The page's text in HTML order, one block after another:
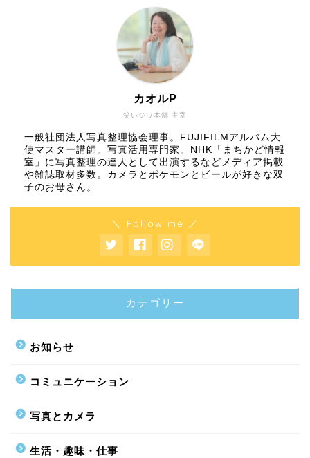
笑いジワ本舗 主宰
カオルP
一般社団法人写真整理協会理事。FUJIFILMアルバム大
使マスター講師。写真活用専門家。NHK「まちかど情報
室」に写真整理の達人として出演するなどメディア掲載
や雑誌取材多数。カメラとポケモンとビールが好きな双
子のお母さん。
＼ Follow me ／
カテゴリー
お知らせ
コミュニケーション
写真とカメラ
生活・趣味・仕事